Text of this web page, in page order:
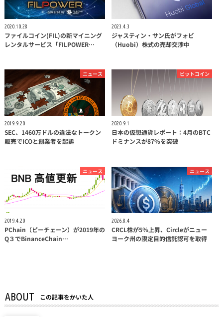
2020.10.28
ファイルコイン(FIL)の新マイニング
レンタルサービス「FILPOWER…
2023.4.3
ジャスティン・サン氏がフォビ
（Huobi）株式の売却交渉中
ニュース
2019.9.20
SEC、1460万ドルの違法なトークン
販売でICOと創業者を起訴
ビットコイン
2020.9.1
日本の仮想通貨レポート：4月のBTC
ドミナンスが87%を突破
ニュース
2019.4.20
PChain（ピーチェーン）が2019年の
Q３でBinanceChain…
ニュース
2026.8.4
CRCL株が5％上昇、Circleがニュー
ヨーク州の限定目的信託認可を取得
ABOUT この記事をかいた人